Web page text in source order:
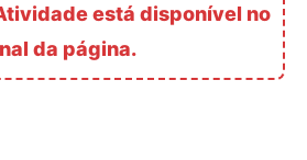
está disponível no
da página.